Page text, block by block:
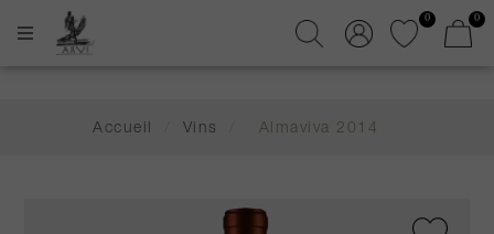
0 0
Accueil Vins Almaviva 2014